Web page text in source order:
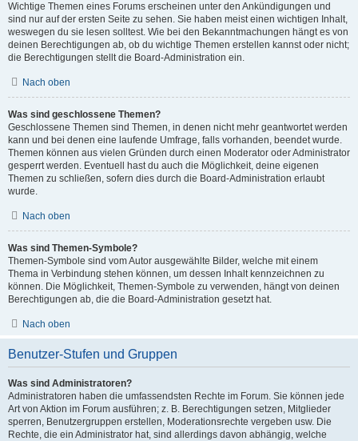
Wichtige Themen eines Forums erscheinen unter den Ankündigungen und
sind nur auf der ersten Seite zu sehen. Sie haben meist einen wichtigen Inhalt,
weswegen du sie lesen solltest. Wie bei den Bekanntmachungen hängt es von
deinen Berechtigungen ab, ob du wichtige Themen erstellen kannst oder nicht;
die Berechtigungen stellt die Board-Administration ein.
Nach oben
Was sind geschlossene Themen?
Geschlossene Themen sind Themen, in denen nicht mehr geantwortet werden
kann und bei denen eine laufende Umfrage, falls vorhanden, beendet wurde.
Themen können aus vielen Gründen durch einen Moderator oder Administrator
gesperrt werden. Eventuell hast du auch die Möglichkeit, deine eigenen
Themen zu schließen, sofern dies durch die Board-Administration erlaubt
wurde.
Nach oben
Was sind Themen-Symbole?
Themen-Symbole sind vom Autor ausgewählte Bilder, welche mit einem
Thema in Verbindung stehen können, um dessen Inhalt kennzeichnen zu
können. Die Möglichkeit, Themen-Symbole zu verwenden, hängt von deinen
Berechtigungen ab, die die Board-Administration gesetzt hat.
Nach oben
Benutzer-Stufen und Gruppen
Was sind Administratoren?
Administratoren haben die umfassendsten Rechte im Forum. Sie können jede
Art von Aktion im Forum ausführen; z. B. Berechtigungen setzen, Mitglieder
sperren, Benutzergruppen erstellen, Moderationsrechte vergeben usw. Die
Rechte, die ein Administrator hat, sind allerdings davon abhängig, welche